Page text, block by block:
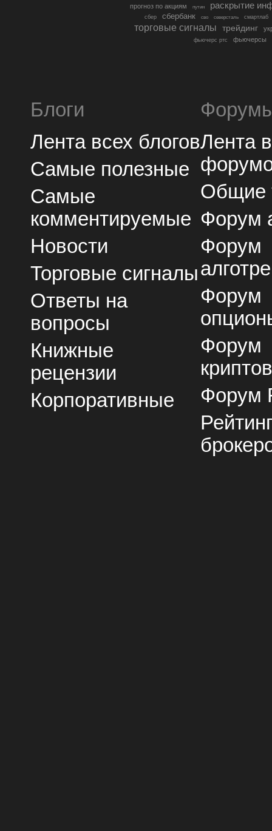
прогноз по акциям путин раскрытие
сбер сбербанк сво северсталь смартлаб
торговые сигналы трейдинг
фьючерс ртс фьючерсы
Блоги
Лента всех блогов
Самые полезные
Самые
комментируемые
Новости
Торговые сигналы
Ответы на
вопросы
Книжные
рецензии
Корпоративные
Лента
Общие
Форум
Форум
Форум
Форум
Форум